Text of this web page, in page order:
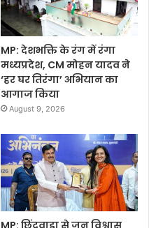
MP: देशभक्ति के रंग में रंगा
मध्यप्रदेश, CM मोहन यादव ने
‘हर घर तिरंगा’ अभियान का
आगाज किया
August 9, 2026
MP: छिंदवाड़ा से जन विश्वास